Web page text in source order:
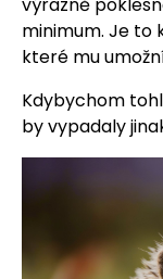
výrazně
minimum. Je to
které mu
Kdybychom
by vypadaly